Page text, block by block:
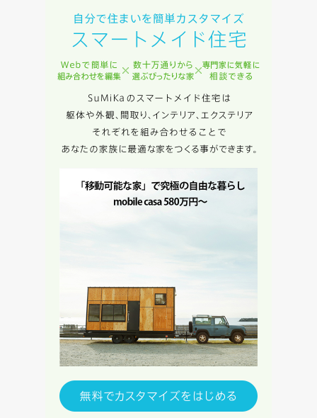
資料請求にあたっての注意事項
当社は，当社のプライバシーポリシー
に則って，いただい
当社はお客様からいただいた個人情報を，お客様が指定され
めに利用します。
当社は、本サービス又は利用契約に関し，お客様に発生した
損害について、債務不履行責任、不法行為責任、その他の法
律上の請求原因の如何を問わず賠償の責任を負わないものと
当社は、お客様が本サービスを利用することにより第三者と
の間で生じた紛争等について一切責任を負わないものとしま
キャンセル